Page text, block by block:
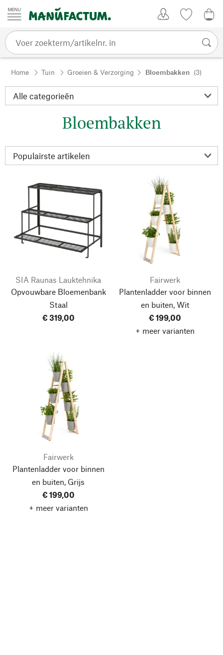
Passer au contenu
Home Tuin Groeien & Verzorging Bloembakken (3)
Bloembakken
SIA Raunas Lauktehnika
Opvouwbare Bloemenbank
Staal
€ 319,00
Fairwerk
Plantenladder voor binnen
en buiten, Wit
€ 199,00
+ meer varianten
Fairwerk
Plantenladder voor binnen
en buiten, Grijs
€ 199,00
+ meer varianten